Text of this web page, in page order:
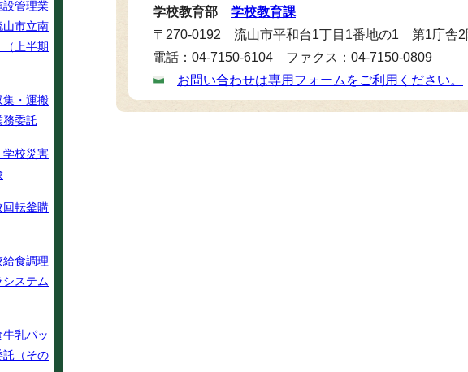
学校教育部 学校教育課
〒270-0192 流山市平和台1丁目1番地の1 第1庁舎2
電話：04-7150-6104 ファクス：04-7150-0809
お問い合わせは専用フォームをご利用ください。
設管理業
山市立南
上半期
集・運搬
務委託
校災害
回転釜購
給食調理
ステム
乳パッ
託（その